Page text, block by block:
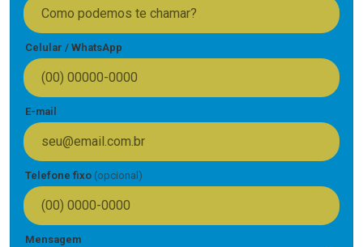
Celular / WhatsApp
E-mail
Telefone fixo (opcional)
Mensagem